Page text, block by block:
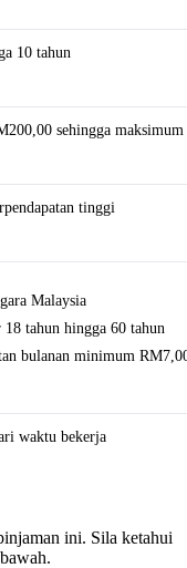
10 tahun
sehingga maksimum
tinggi
Malaysia
tahun hingga 60 tahun
bulanan minimum
waktu bekerja
ini. Sila ketahui